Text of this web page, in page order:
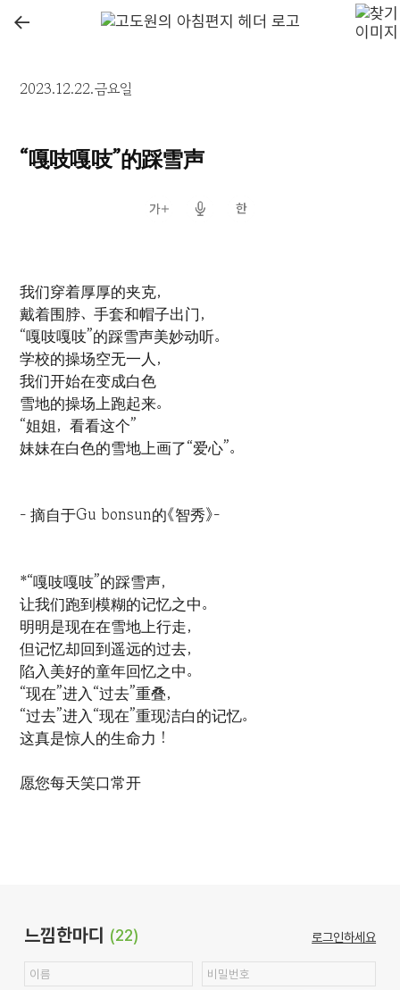
←
2023.12.22.금요일
“嘎吱嘎吱”的踩雪声
我们穿着厚厚的夹克，
戴着围脖、手套和帽子出门，
“嘎吱嘎吱”的踩雪声美妙动听。
学校的操场空无一人，
我们开始在变成白色
雪地的操场上跑起来。
“姐姐，看看这个”
妹妹在白色的雪地上画了“爱心”。
- 摘自于Gu bonsun的《智秀》-
*“嘎吱嘎吱”的踩雪声，
让我们跑到模糊的记忆之中。
明明是现在在雪地上行走，
但记忆却回到遥远的过去，
陷入美好的童年回忆之中。
“现在”进入“过去”重叠，
“过去”进入“现在”重现洁白的记忆。
这真是惊人的生命力！
愿您每天笑口常开
느낌한마디 (22) 로그인하세요